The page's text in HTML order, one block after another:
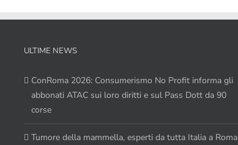
ULTIME NEWS
ConRoma 2026: Consumerismo No Profit informa gli
abbonati ATAC sui loro diritti e sul Pass Dott da 90
corse
Tumore della mammella, esperti da tutta Italia a Roma